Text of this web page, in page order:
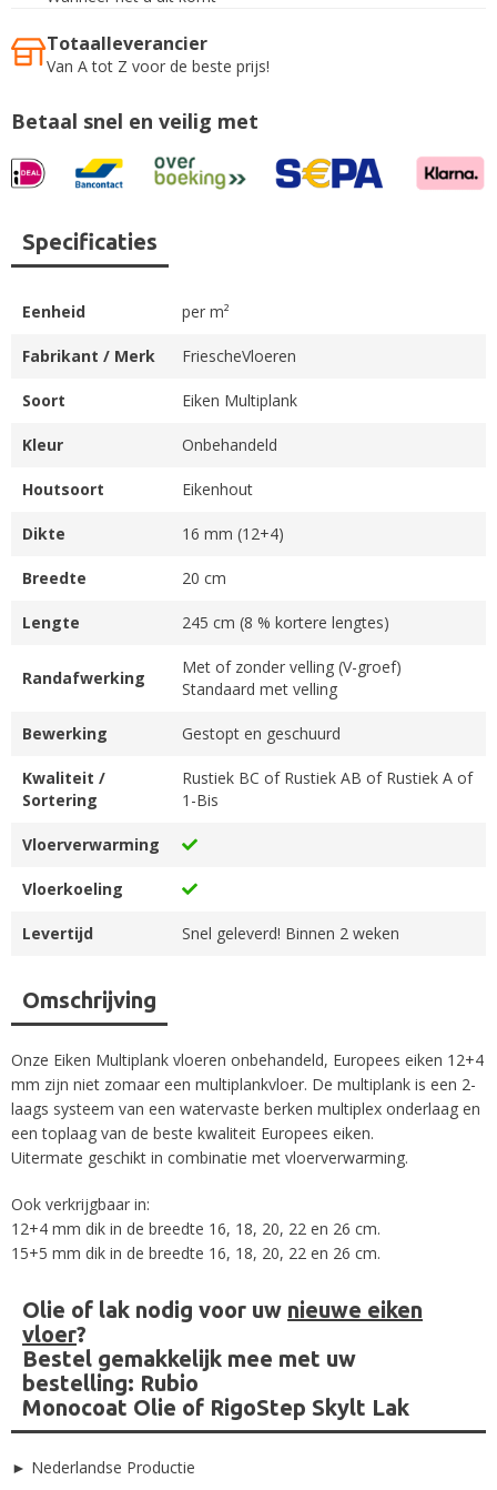
Totaalleverancier
Van A tot Z voor de beste prijs!
Betaal snel en veilig met
Omschrijving
Onze Eiken Multiplank vloeren onbehandeld, Europees eiken 12+4
mm zijn niet zomaar een multiplankvloer. De multiplank is een 2-
laags systeem van een watervaste berken multiplex onderlaag en
een toplaag van de beste kwaliteit Europees eiken.
Uitermate geschikt in combinatie met vloerverwarming.
Ook verkrijgbaar in:
12+4 mm dik in de breedte 16, 18, 20, 22 en 26 cm.
15+5 mm dik in de breedte 16, 18, 20, 22 en 26 cm.
Olie of lak nodig voor uw nieuwe eiken
vloer?
Bestel gemakkelijk mee met uw
bestelling: Rubio
Monocoat Olie of RigoStep Skylt Lak
► Nederlandse Productie
Specificaties
Eenheid per m²
Fabrikant / Merk FriescheVloeren
Soort Eiken Multiplank
Kleur Onbehandeld
Houtsoort Eikenhout
Dikte 16 mm (12+4)
Breedte 20 cm
Lengte 245 cm (8 % kortere lengtes)
Randafwerking
Met of zonder velling (V-groef)
Standaard met velling
Bewerking Gestopt en geschuurd
Kwaliteit /
Sortering
Rustiek BC of Rustiek AB of Rustiek A of
1-Bis
Vloerverwarming
Vloerkoeling
Levertijd Snel geleverd! Binnen 2 weken